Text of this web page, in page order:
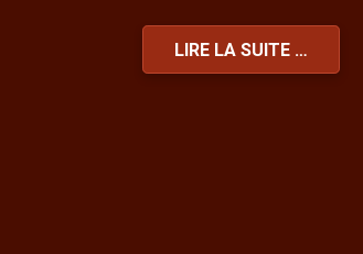
LIRE LA SUITE …